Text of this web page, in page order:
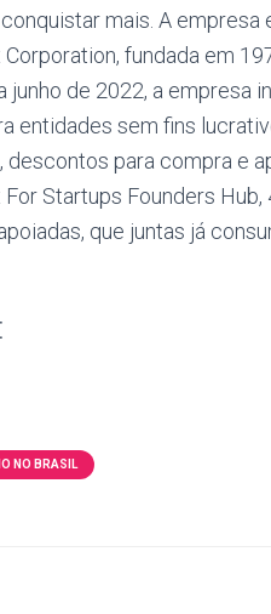
mais. A empresa
fundada em
junho de 2022, a empresa
entidades sem fins
para compra e
Startups Founders
que juntas já
NO BRASIL